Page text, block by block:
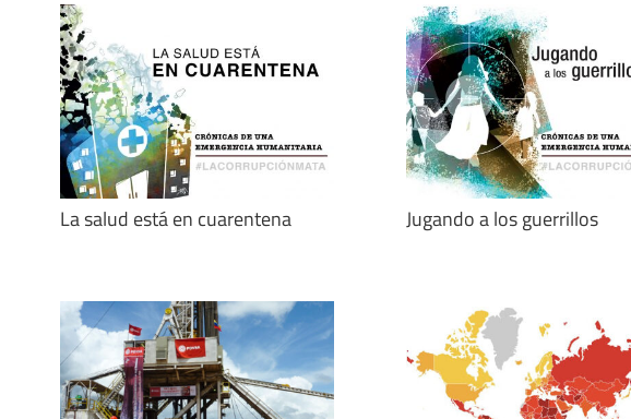
La salud está en cuarentena Jugando a los guerrillos